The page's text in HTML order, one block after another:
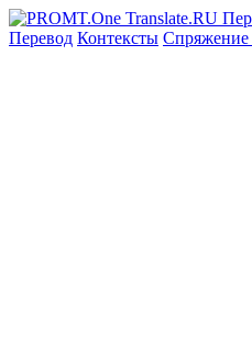
Перевод Контексты Спряжение